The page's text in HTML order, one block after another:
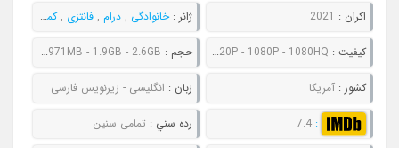
اکران : 2021 ژانر :خانوادگی , درام , فانتزی ,کمدی
کيفيت : 480P - 720P - 1080P - 1080HQ حجم : 682MB - 971MB - 1.9GB - 2.6GB
کشور :آمریکا زبان : انگلیسی - زیرنویس فارسی
:
7.4 رده سني : تمامی سنین